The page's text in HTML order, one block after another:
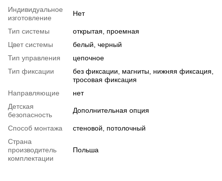
Индивидуальное
изготовление
Нет
Тип системы
открытая, проемная
Цвет системы
белый, черный
Тип управления
цепочное
Тип фиксации
без фиксации, магниты, нижняя фиксация,
тросовая фиксация
Направляющие
нет
Детская
безопасность
Дополнительная опция
Способ монтажа
стеновой, потолочный
Страна
производитель
комплектации
Польша